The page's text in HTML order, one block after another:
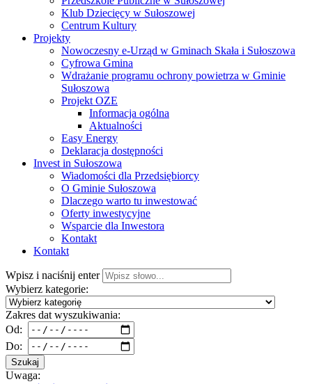
Klub Dziecięcy w Sułoszowej
Centrum Kultury
Projekty
Nowoczesny e-Urząd w Gminach Skała i Sułoszowa
Cyfrowa Gmina
Wdrażanie programu ochrony powietrza w Gminie
Sułoszowa
Projekt OZE
Informacja ogólna
Aktualności
Easy Energy
Deklaracja dostępności
Invest in Sułoszowa
Wiadomości dla Przedsiębiorcy
O Gminie Sułoszowa
Dlaczego warto tu inwestować
Oferty inwestycyjne
Wsparcie dla Inwestora
Kontakt
Kontakt
Wpisz i naciśnij enter
Wybierz kategorie:
Zakres dat wyszukiwania:
Od:
Do:
Szukaj
Uwaga: